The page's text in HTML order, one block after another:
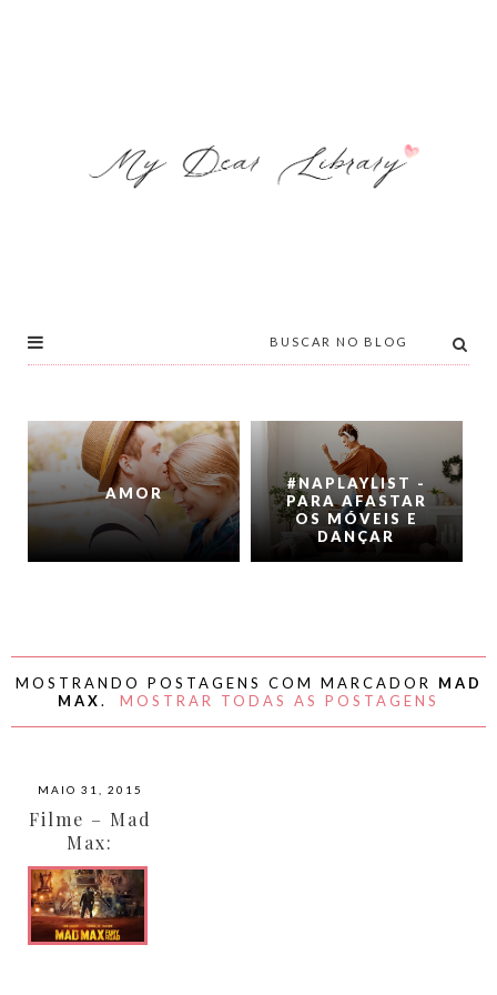
AMOR
#NAPLAYLIST -
PARA AFASTAR
OS MÓVEIS E
DANÇAR
MOSTRANDO POSTAGENS COM MARCADOR MAD
MAX. MOSTRAR TODAS AS POSTAGENS
MAIO 31, 2015
Filme – Mad
Max:
Estrada da
Fúria